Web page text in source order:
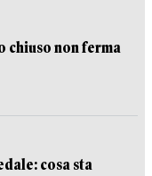
chiuso non ferma
cosa sta